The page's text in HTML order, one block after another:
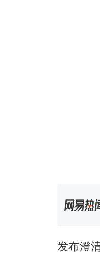
发布澄